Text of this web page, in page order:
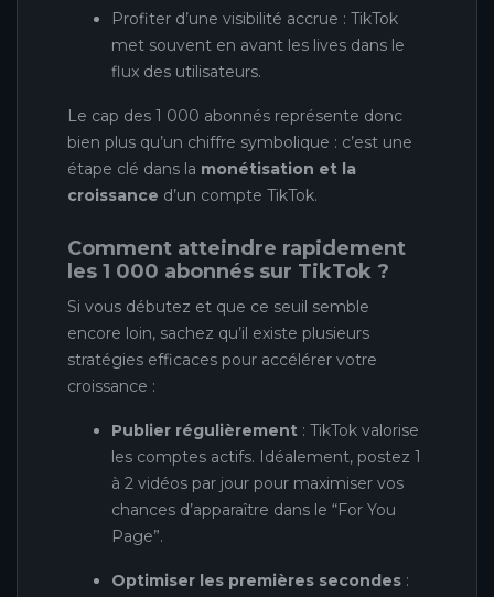
Profiter d’une visibilité accrue : TikTok
met souvent en avant les lives dans le
flux des utilisateurs.
Le cap des 1 000 abonnés représente donc
bien plus qu’un chiffre symbolique : c’est une
étape clé dans la monétisation et la
croissance d’un compte TikTok.
Comment atteindre rapidement
les 1 000 abonnés sur TikTok ?
Si vous débutez et que ce seuil semble
encore loin, sachez qu’il existe plusieurs
stratégies efficaces pour accélérer votre
croissance :
Publier régulièrement : TikTok valorise
les comptes actifs. Idéalement, postez 1
à 2 vidéos par jour pour maximiser vos
chances d’apparaître dans le “For You
Page”.
Optimiser les premières secondes :